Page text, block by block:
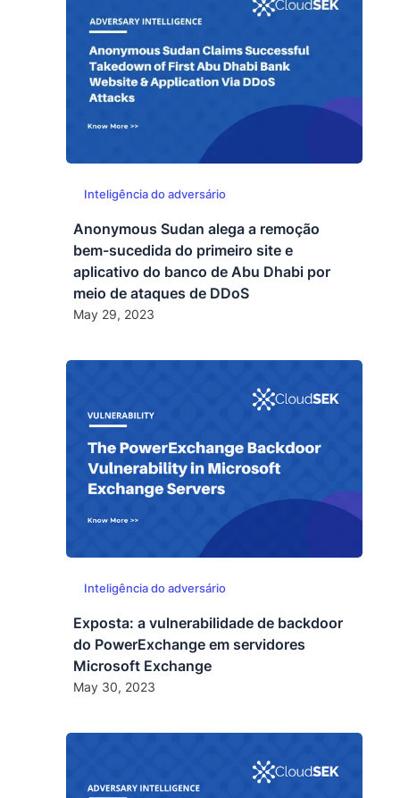
Inteligência do adversário
Anonymous Sudan alega a remoção
bem-sucedida do primeiro site e
aplicativo do banco de Abu Dhabi por
meio de ataques de DDoS
May 29, 2023
Inteligência do adversário
Exposta: a vulnerabilidade de backdoor
do PowerExchange em servidores
Microsoft Exchange
May 30, 2023